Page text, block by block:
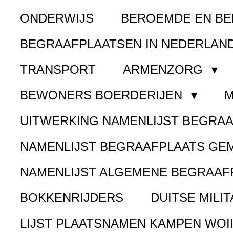
ONDERWIJS
BEROEMDE EN
BEGRAAFPLAATSEN IN
TRANSPORT
ARMENZORG
BEWONERS BOERDERIJEN
UITWERKING NAMENLIJST
NAMENLIJST BEGRAAFPLAATS
NAMENLIJST ALGEMENE
BOKKENRIJDERS
DUITSE
LIJST PLAATSNAMEN KAMPEN WOII